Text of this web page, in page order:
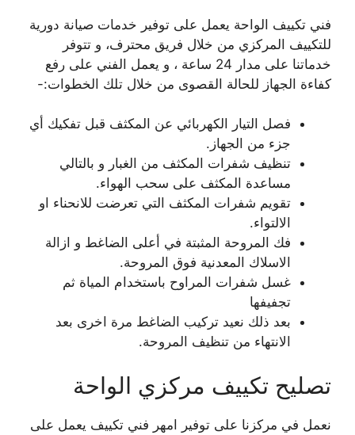
فني تكييف الواحة يعمل على توفير خدمات صيانة دورية
للتكييف المركزي من خلال فريق محترف، و تتوفر
خدماتنا على مدار 24 ساعة ، و يعمل الفني على رفع
كفاءة الجهاز للحالة القصوى من خلال تلك الخطوات:-
فصل التيار الكهربائي عن المكثف قبل تفكيك أي
جزء من الجهاز.
تنظيف شفرات المكثف من الغبار و بالتالي
مساعدة المكثف على سحب الهواء.
تقويم شفرات المكثف التي تعرضت للانحناء او
الالتواء.
فك المروحة المثبتة في أعلى الضاغط و ازالة
الاسلاك المعدنية فوق المروحة.
غسل شفرات المراوح باستخدام المياة ثم
تجفيفها
بعد ذلك نعيد تركيب الضاغط مرة اخرى بعد
الانتهاء من تنظيف المروحة.
تصليح تكييف مركزي الواحة
نعمل في مركزنا على توفير امهر فني تكييف يعمل على